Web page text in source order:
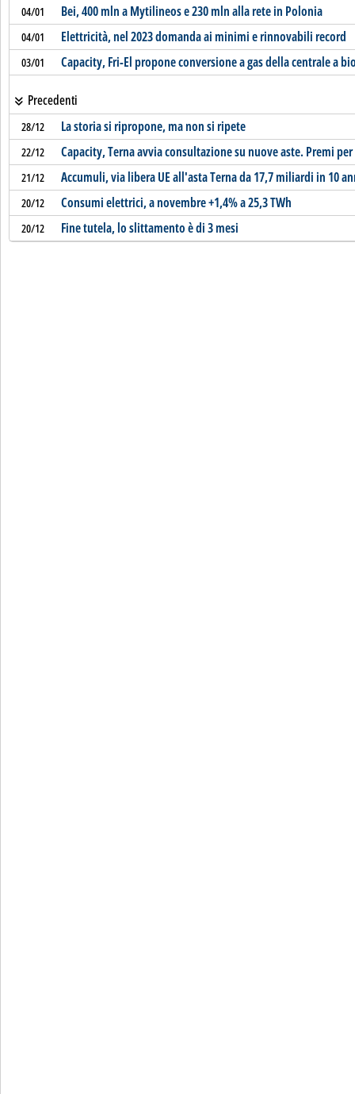
04/01 Bei, 400 mln a Mytilineos e 230 mln alla rete in Polonia
04/01 Elettricità, nel 2023 domanda ai minimi e rinnovabili record
03/01 Capacity, Fri-El propone conversione a gas della centrale a
Precedenti
28/12 La storia si ripropone, ma non si ripete
22/12 Capacity, Terna avvia consultazione su nuove aste. Premi
21/12 Accumuli, via libera UE all'asta Terna da 17,7 miliardi in 10
20/12 Consumi elettrici, a novembre +1,4% a 25,3 TWh
20/12 Fine tutela, lo slittamento è di 3 mesi